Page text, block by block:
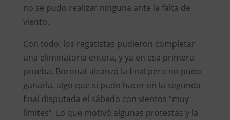
no se pudo realizar ninguna ante la falta de
viento.
Con todo, los regatistas pudieron completar
una eliminatoria entera, y ya en esa primera
prueba, Boronat alcanzó la final pero no pudo
ganarla, algo que si pudo hacer en la segunda
final disputada el sábado con vientos “muy
límites”. Lo que motivó algunas protestas y la